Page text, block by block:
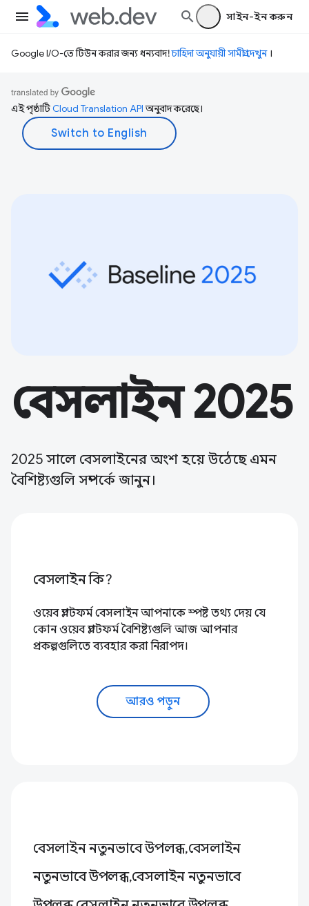
সাইন-ইন করুন
Google I/O-তে টিউন করার জন্য ধন্যবাদ!চাহিদা অনুযায়ী সামগ্রী দেখুন।
এই পৃষ্ঠাটিCloud Translation APIঅনুবাদ করেছে।
বেসলাইন 2025
2025 সালে বেসলাইনের অংশ হয়ে উঠেছে এমন
বৈশিষ্ট্যগুলি সম্পর্কে জানুন।
বেসলাইন কি?
ওয়েব প্ল্যাটফর্ম বেসলাইন আপনাকে স্পষ্ট তথ্য দেয় যে
কোন ওয়েব প্ল্যাটফর্ম বৈশিষ্ট্যগুলি আজ আপনার
প্রকল্পগুলিতে ব্যবহার করা নিরাপদ।
আরও পড়ুন
বেসলাইন নতুনভাবে উপলব্ধ,বেসলাইন
নতুনভাবে উপলব্ধ,বেসলাইন নতুনভাবে